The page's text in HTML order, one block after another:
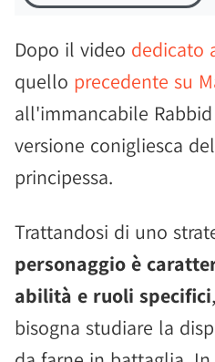
Dopo il video dedicato
quello precedente su
all'immancabile
versione conigliesca
principessa.
Trattandosi di uno
personaggio è
abilità e ruoli specifici
bisogna studiare la